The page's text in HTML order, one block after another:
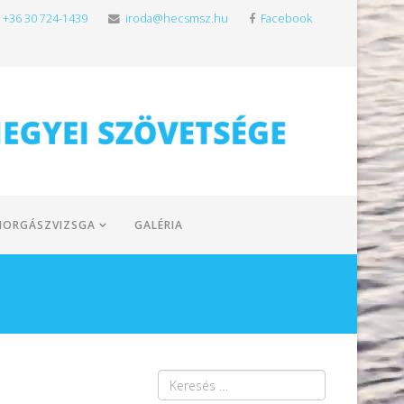
+36 30 724-1439 iroda@hecsmsz.hu Facebook
GALÉRIA